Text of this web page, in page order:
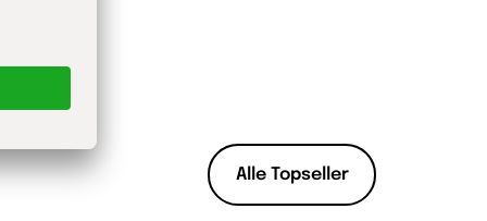
Alle Topseller